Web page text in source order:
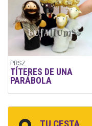
TU CESTA
PRSZ
TÍTERES DE UNA
PARÁBOLA